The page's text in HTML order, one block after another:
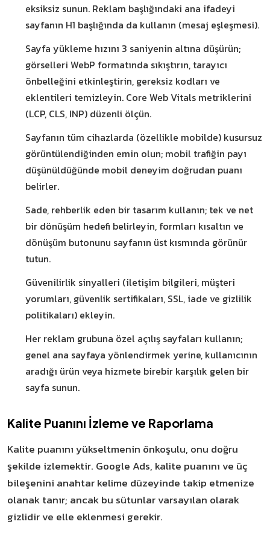
eksiksiz sunun. Reklam başlığındaki ana ifadeyi
sayfanın H1 başlığında da kullanın (mesaj eşleşmesi).
Sayfa yükleme hızını 3 saniyenin altına düşürün;
görselleri WebP formatında sıkıştırın, tarayıcı
önbelleğini etkinleştirin, gereksiz kodları ve
eklentileri temizleyin. Core Web Vitals metriklerini
(LCP, CLS, INP) düzenli ölçün.
Sayfanın tüm cihazlarda (özellikle mobilde) kusursuz
görüntülendiğinden emin olun; mobil trafiğin payı
düşünüldüğünde mobil deneyim doğrudan puanı
belirler.
Sade, rehberlik eden bir tasarım kullanın; tek ve net
bir dönüşüm hedefi belirleyin, formları kısaltın ve
dönüşüm butonunu sayfanın üst kısmında görünür
tutun.
Güvenilirlik sinyalleri (iletişim bilgileri, müşteri
yorumları, güvenlik sertifikaları, SSL, iade ve gizlilik
politikaları) ekleyin.
Her reklam grubuna özel açılış sayfaları kullanın;
genel ana sayfaya yönlendirmek yerine, kullanıcının
aradığı ürün veya hizmete birebir karşılık gelen bir
sayfa sunun.
Kalite Puanını İzleme ve Raporlama
Kalite puanını yükseltmenin önkoşulu, onu doğru
şekilde izlemektir. Google Ads, kalite puanını ve üç
bileşenini anahtar kelime düzeyinde takip etmenize
olanak tanır; ancak bu sütunlar varsayılan olarak
gizlidir ve elle eklenmesi gerekir.